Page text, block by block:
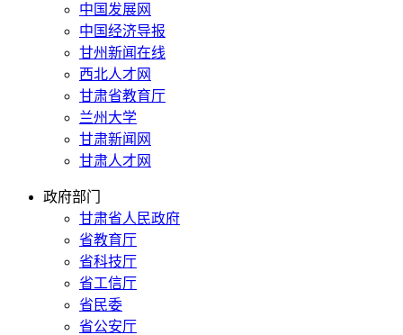
中国发展网
中国经济导报
甘州新闻在线
西北人才网
甘肃省教育厅
兰州大学
甘肃新闻网
甘肃人才网
政府部门
甘肃省人民政府
省教育厅
省科技厅
省工信厅
省民委
省公安厅